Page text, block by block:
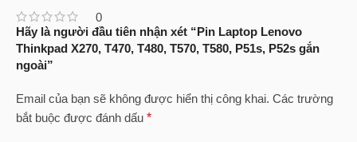
0
Hãy là người đầu tiên nhận xét “Pin Laptop Lenovo
Thinkpad X270, T470, T480, T570, T580, P51s, P52s gắn
ngoài”
Email của bạn sẽ không được hiển thị công khai. Các trường
bắt buộc được đánh dấu *